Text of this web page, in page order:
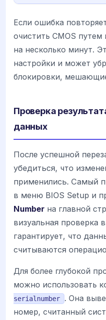
Если ошибка
очистить CMOS путем
на несколько минут.
настройки и может
блокировки,
Проверка
данных
После успешной
убедиться, что
применились. Самый
в меню BIOS Setup и
Number на главной
визуальная проверка
гарантирует, что
считываются
Для более глубокой
можно использовать
serialnumber
. Она
номер, считанный